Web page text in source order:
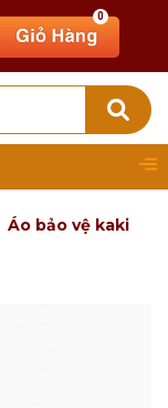
0
Áo bảo vệ kaki